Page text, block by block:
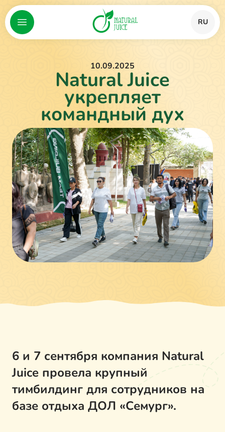
RU
10.09.2025
Natural Juice
укрепляет
командный дух
6 и 7 сентября компания Natural
Juice провела крупный
тимбилдинг для сотрудников на
базе отдыха ДОЛ «Семург».